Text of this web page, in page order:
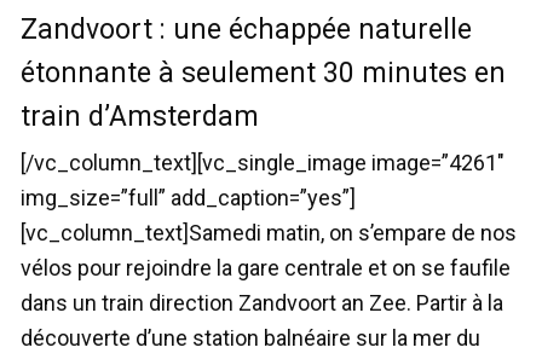
Zandvoort : une échappée naturelle
étonnante à seulement 30 minutes en
train d’Amsterdam
[/vc_column_text][vc_single_image image=”4261″
img_size=”full” add_caption=”yes”]
[vc_column_text]Samedi matin, on s’empare de nos
vélos pour rejoindre la gare centrale et on se faufile
dans un train direction Zandvoort an Zee. Partir à la
découverte d’une station balnéaire sur la mer du